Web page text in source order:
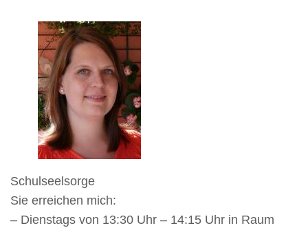
Schulseelsorge
Sie erreichen mich:
– Dienstags von 13:30 Uhr – 14:15 Uhr in Raum